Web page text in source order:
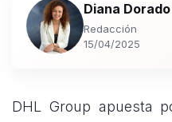
Diana Dorado
Redacción
15/04/2025
DHL Group apuesta